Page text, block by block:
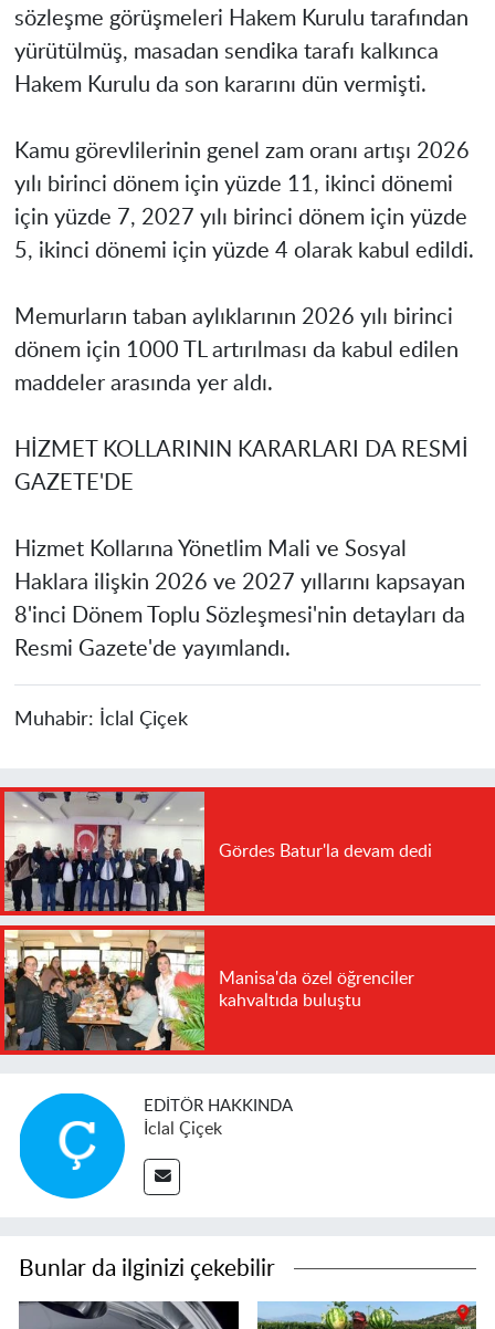
sözleşme görüşmeleri Hakem Kurulu tarafından
yürütülmüş, masadan sendika tarafı kalkınca
Hakem Kurulu da son kararını dün vermişti.
Kamu görevlilerinin genel zam oranı artışı 2026
yılı birinci dönem için yüzde 11, ikinci dönemi
için yüzde 7, 2027 yılı birinci dönem için yüzde
5, ikinci dönemi için yüzde 4 olarak kabul edildi.
Memurların taban aylıklarının 2026 yılı birinci
dönem için 1000 TL artırılması da kabul edilen
maddeler arasında yer aldı.
HİZMET KOLLARININ KARARLARI DA RESMİ
GAZETE'DE
Hizmet Kollarına Yönetlim Mali ve Sosyal
Haklara ilişkin 2026 ve 2027 yıllarını kapsayan
8'inci Dönem Toplu Sözleşmesi'nin detayları da
Resmi Gazete'de yayımlandı.
Muhabir: İclal Çiçek
Gördes Batur'la devam dedi
Manisa'da özel öğrenciler
kahvaltıda buluştu
EDITÖR HAKKINDA
İclal Çiçek
Bunlar da ilginizi çekebilir